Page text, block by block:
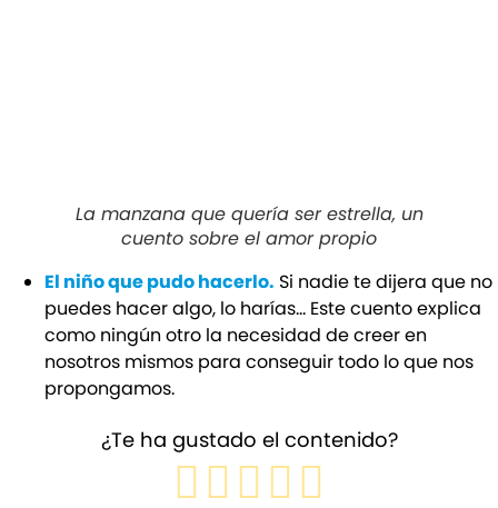
La manzana que quería ser estrella, un
cuento sobre el amor propio
El niño que pudo hacerlo. Si nadie te dijera que no
puedes hacer algo, lo harías… Este cuento explica
como ningún otro la necesidad de creer en
nosotros mismos para conseguir todo lo que nos
propongamos.
¿Te ha gustado el contenido?